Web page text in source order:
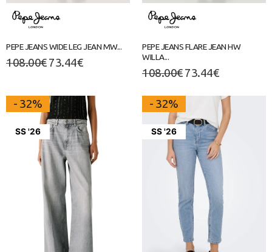
PEPE JEANS WIDE LEG JEAN MW...
108.00€ 73.44€
PEPE JEANS FLARE JEAN HW
WILLA...
108.00€ 73.44€
SS '26
- 32%
SS '26
- 32%